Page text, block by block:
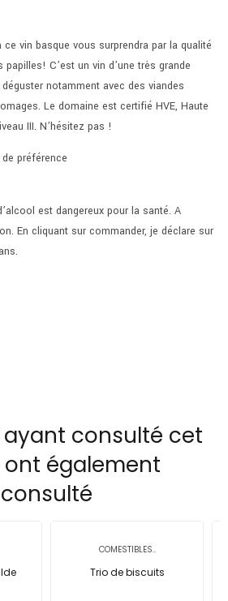
vin basque vous surprendra par la qualité
C’est un vin d’une très grande
notamment avec des viandes
Le domaine est certifié HVE, Haute
III. N’hésitez pas !
préférence
est dangereux pour la santé. A
En cliquant sur commander, je déclare sur
ayant consulté cet
également
consulté
COMESTIBLES..
Trio de biscuits